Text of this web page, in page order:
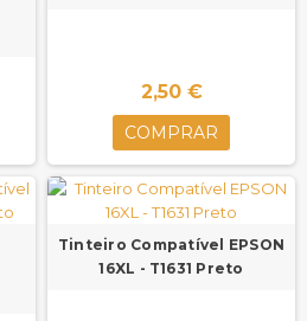
2,50 €
COMPRAR
Tinteiro Compatível EPSON
16XL - T1631 Preto